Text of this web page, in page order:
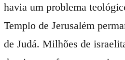
havia um problema
Templo de Jerusalém
de Judá. Milhões de